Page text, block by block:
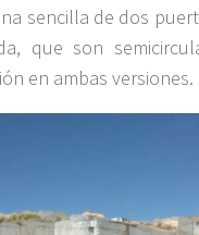
sencilla de dos
que son
en ambas versiones.